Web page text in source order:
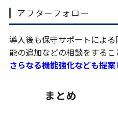
アフターフォロー
導入後も保守サポートによ
能の追加などの相談をする
さらなる機能強化なども提案
まとめ